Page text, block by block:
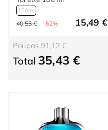
100ml
40,55 € -62% 15,49 €
Poupas 91,12 €
Total 35,43 €